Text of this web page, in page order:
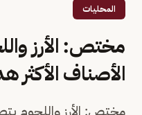
المحليات
مختص: الأرز
الأصناف الأكثر
مختص: الأرز واللحوم